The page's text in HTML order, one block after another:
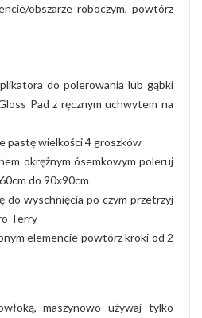
obszarze roboczym, powtórz
do polerowania lub gąbki
Pad z ręcznym uchwytem na
pastę wielkości 4 groszków
okrężnym ósemkowym poleruj
do 90x90cm
do wyschnięcia po czym przetrzyj
Terry
elemencie powtórz kroki od 2
maszynowo używaj tylko